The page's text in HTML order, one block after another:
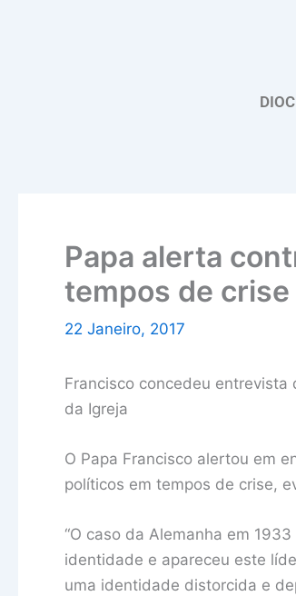
Papa alerta
tempos de crise
22 Janeiro, 2017
Francisco concedeu
da Igreja
O Papa Francisco alertou em
políticos em tempos de crise,
“O caso da Alemanha em
identidade e apareceu este
uma identidade distorcida e